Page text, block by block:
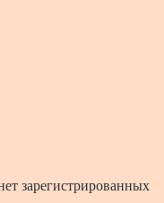
зарегистрированных